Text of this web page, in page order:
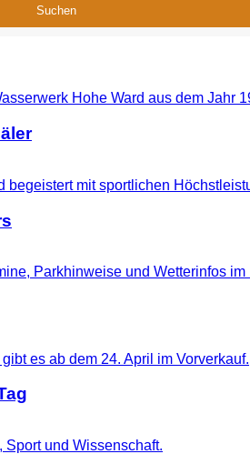
Suchen